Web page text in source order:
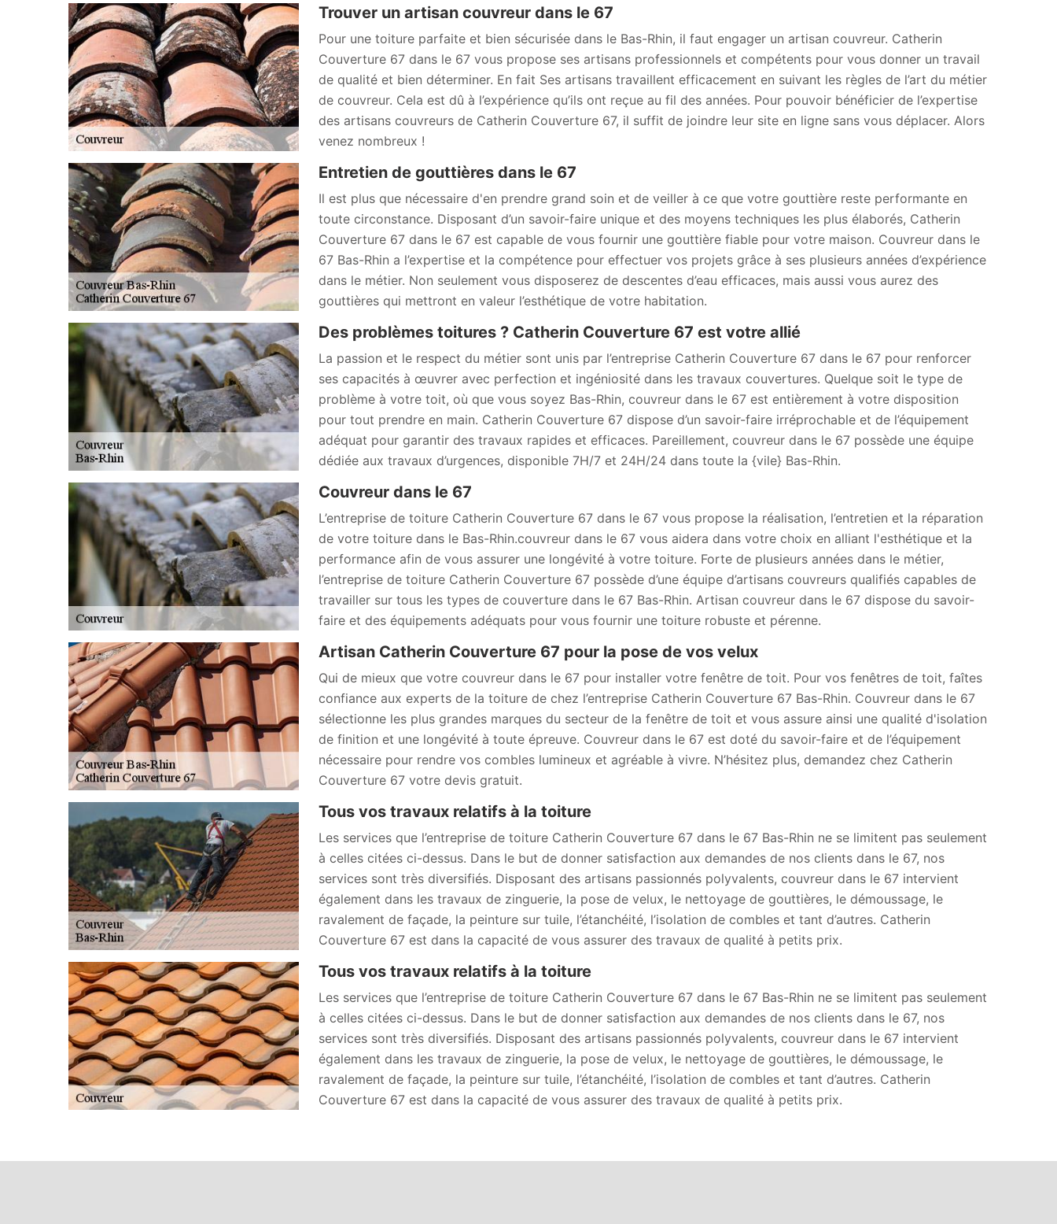
Trouver un artisan couvreur dans le 67
Pour une toiture parfaite et bien sécurisée dans le Bas-Rhin, il faut engager un artisan couvreur. Catherin
Couverture 67 dans le 67 vous propose ses artisans professionnels et compétents pour vous donner un travail
de qualité et bien déterminer. En fait Ses artisans travaillent efficacement en suivant les règles de l’art du métier
de couvreur. Cela est dû à l’expérience qu’ils ont reçue au fil des années. Pour pouvoir bénéficier de l’expertise
des artisans couvreurs de Catherin Couverture 67, il suffit de joindre leur site en ligne sans vous déplacer. Alors
venez nombreux !
Entretien de gouttières dans le 67
Il est plus que nécessaire d'en prendre grand soin et de veiller à ce que votre gouttière reste performante en
toute circonstance. Disposant d’un savoir-faire unique et des moyens techniques les plus élaborés, Catherin
Couverture 67 dans le 67 est capable de vous fournir une gouttière fiable pour votre maison. Couvreur dans le
67 Bas-Rhin a l’expertise et la compétence pour effectuer vos projets grâce à ses plusieurs années d’expérience
dans le métier. Non seulement vous disposerez de descentes d’eau efficaces, mais aussi vous aurez des
gouttières qui mettront en valeur l’esthétique de votre habitation.
Des problèmes toitures ? Catherin Couverture 67 est votre allié
La passion et le respect du métier sont unis par l’entreprise Catherin Couverture 67 dans le 67 pour renforcer
ses capacités à œuvrer avec perfection et ingéniosité dans les travaux couvertures. Quelque soit le type de
problème à votre toit, où que vous soyez Bas-Rhin, couvreur dans le 67 est entièrement à votre disposition
pour tout prendre en main. Catherin Couverture 67 dispose d’un savoir-faire irréprochable et de l’équipement
adéquat pour garantir des travaux rapides et efficaces. Pareillement, couvreur dans le 67 possède une équipe
dédiée aux travaux d’urgences, disponible 7H/7 et 24H/24 dans toute la {vile} Bas-Rhin.
Couvreur dans le 67
L’entreprise de toiture Catherin Couverture 67 dans le 67 vous propose la réalisation, l’entretien et la réparation
de votre toiture dans le Bas-Rhin.couvreur dans le 67 vous aidera dans votre choix en alliant l'esthétique et la
performance afin de vous assurer une longévité à votre toiture. Forte de plusieurs années dans le métier,
l’entreprise de toiture Catherin Couverture 67 possède d’une équipe d’artisans couvreurs qualifiés capables de
travailler sur tous les types de couverture dans le 67 Bas-Rhin. Artisan couvreur dans le 67 dispose du savoir-
faire et des équipements adéquats pour vous fournir une toiture robuste et pérenne.
Artisan Catherin Couverture 67 pour la pose de vos velux
Qui de mieux que votre couvreur dans le 67 pour installer votre fenêtre de toit. Pour vos fenêtres de toit, faîtes
confiance aux experts de la toiture de chez l’entreprise Catherin Couverture 67 Bas-Rhin. Couvreur dans le 67
sélectionne les plus grandes marques du secteur de la fenêtre de toit et vous assure ainsi une qualité d'isolation
de finition et une longévité à toute épreuve. Couvreur dans le 67 est doté du savoir-faire et de l’équipement
nécessaire pour rendre vos combles lumineux et agréable à vivre. N’hésitez plus, demandez chez Catherin
Couverture 67 votre devis gratuit.
Tous vos travaux relatifs à la toiture
Les services que l’entreprise de toiture Catherin Couverture 67 dans le 67 Bas-Rhin ne se limitent pas seulement
à celles citées ci-dessus. Dans le but de donner satisfaction aux demandes de nos clients dans le 67, nos
services sont très diversifiés. Disposant des artisans passionnés polyvalents, couvreur dans le 67 intervient
également dans les travaux de zinguerie, la pose de velux, le nettoyage de gouttières, le démoussage, le
ravalement de façade, la peinture sur tuile, l’étanchéité, l’isolation de combles et tant d’autres. Catherin
Couverture 67 est dans la capacité de vous assurer des travaux de qualité à petits prix.
Tous vos travaux relatifs à la toiture
Les services que l’entreprise de toiture Catherin Couverture 67 dans le 67 Bas-Rhin ne se limitent pas seulement
à celles citées ci-dessus. Dans le but de donner satisfaction aux demandes de nos clients dans le 67, nos
services sont très diversifiés. Disposant des artisans passionnés polyvalents, couvreur dans le 67 intervient
également dans les travaux de zinguerie, la pose de velux, le nettoyage de gouttières, le démoussage, le
ravalement de façade, la peinture sur tuile, l’étanchéité, l’isolation de combles et tant d’autres. Catherin
Couverture 67 est dans la capacité de vous assurer des travaux de qualité à petits prix.